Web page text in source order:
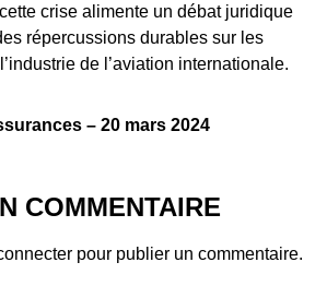
crise alimente un débat juridique
répercussions durables sur les
de l’aviation internationale.
– 20 mars 2024
COMMENTAIRE
pour publier un commentaire.